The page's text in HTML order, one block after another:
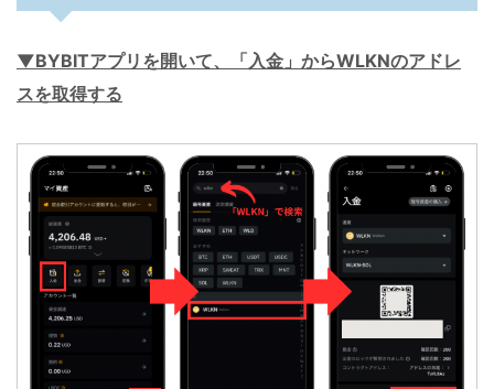
▼BYBITアプリを開いて、「入金」からWLKNのアドレ
スを取得する